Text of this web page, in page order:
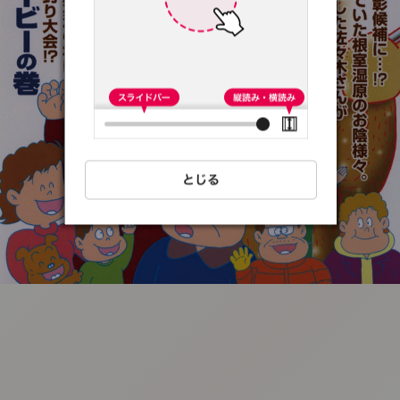
:692.15.692.65:t-
vnqp.lunrzsdszk.vn.oi